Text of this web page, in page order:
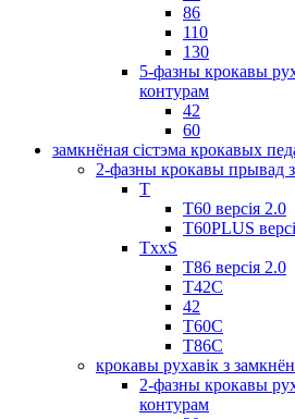
86
110
130
5-фазны крокавы
контурам
42
60
замкнёная сістэма крокавых
2-фазны крокавы прывад
T
Т60 версія 2.0
T60PLUS
TxxS
Т86 версія 2.0
Т42С
42
Т60С
Т86С
крокавы рухавік з
2-фазны крокавы
контурам